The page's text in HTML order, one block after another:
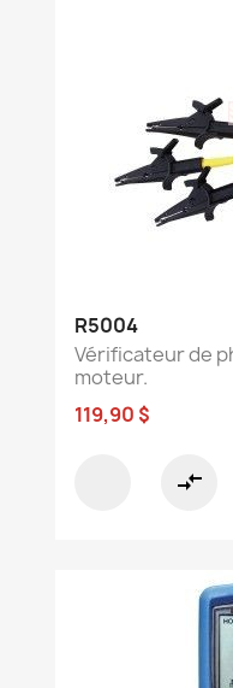
R5004
Vérificateur de
moteur.
119,90 $
compare_arrows